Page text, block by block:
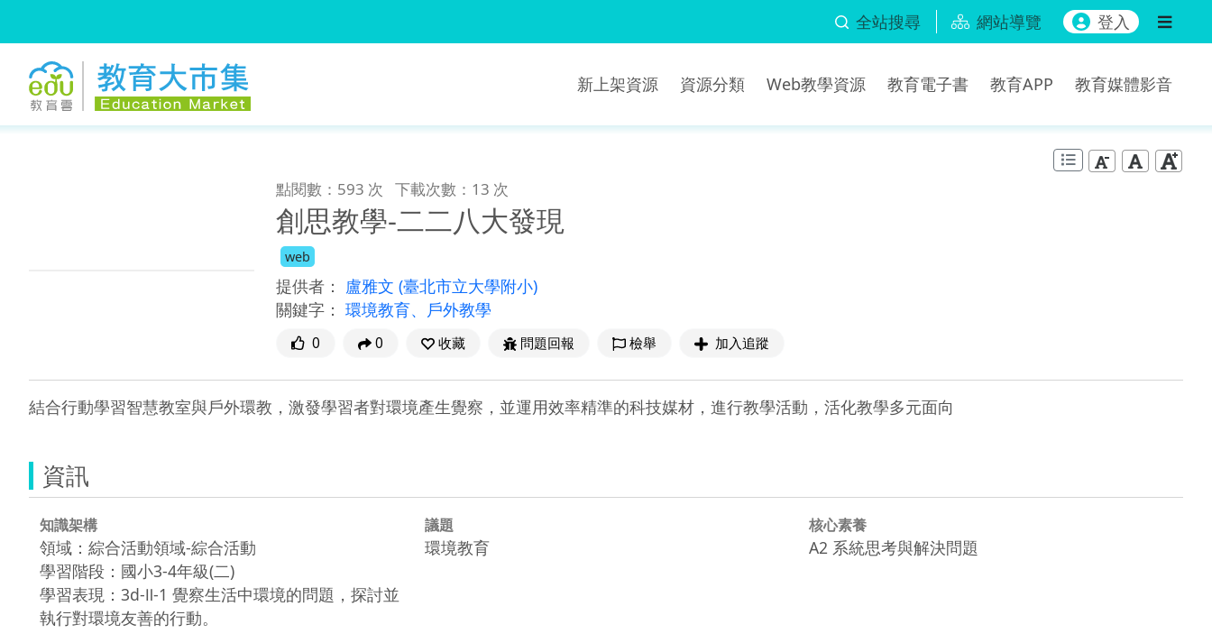
全站搜尋 網站導覽 登入
新上架資源 資源分類 Web教學資源 教育電子書 教育APP 教育媒體影音
點閱數：593 次 下載次數：13 次
創思教學-二二八大發現
web
提供者： 盧雅文 (臺北市立大學附小)
關鍵字： 環境教育、戶外教學
0 0 收藏 問題回報 檢舉 加入追蹤
結合行動學習智慧教室與戶外環教，激發學習者對環境產生覺察，並運用效率精準的科技媒材，進行教學活動，活化教學多元面向
資訊
知識架構
領域：綜合活動領域-綜合活動
學習階段：國小3-4年級(二)
學習表現：3d-Ⅱ-1 覺察生活中環境的問題，探討並
執行對環境友善的行動。
議題
環境教育
核心素養
A2 系統思考與解決問題